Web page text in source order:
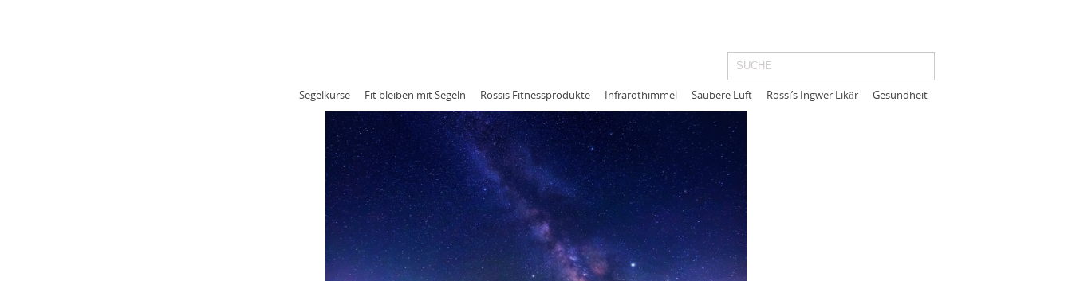
Segelkurse Fit bleiben mit Segeln Rossis Fitnessprodukte Infrarothimmel Saubere Luft Rossi’s Ingwer Likör Gesundheit